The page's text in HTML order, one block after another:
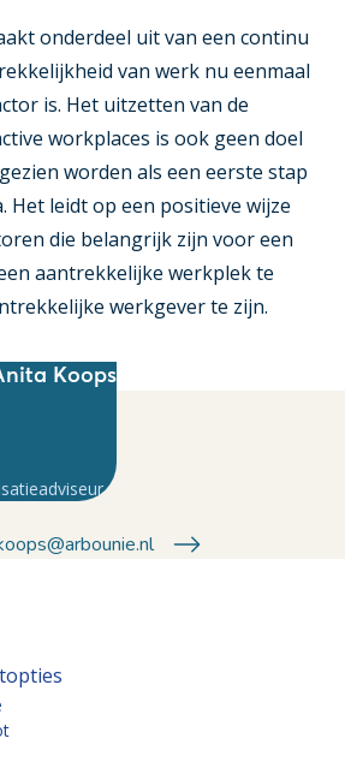
onderdeel uit van een continu
van werk nu eenmaal
is. Het uitzetten van de
workplaces is ook geen doel
worden als een eerste stap
Het leidt op een positieve wijze
die belangrijk zijn voor een
aantrekkelijke werkplek te
werkgever te zijn.
Koops